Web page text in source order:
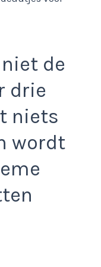
de
drie
niets
wordt